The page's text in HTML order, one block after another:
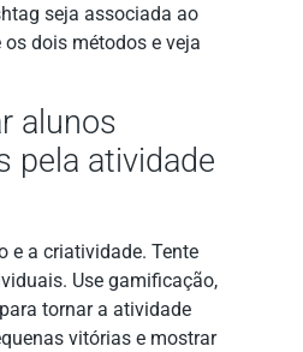
seja associada ao
dois métodos e veja
alunos
pela atividade
e a criatividade. Tente
Use gamificação,
tornar a atividade
vitórias e mostrar